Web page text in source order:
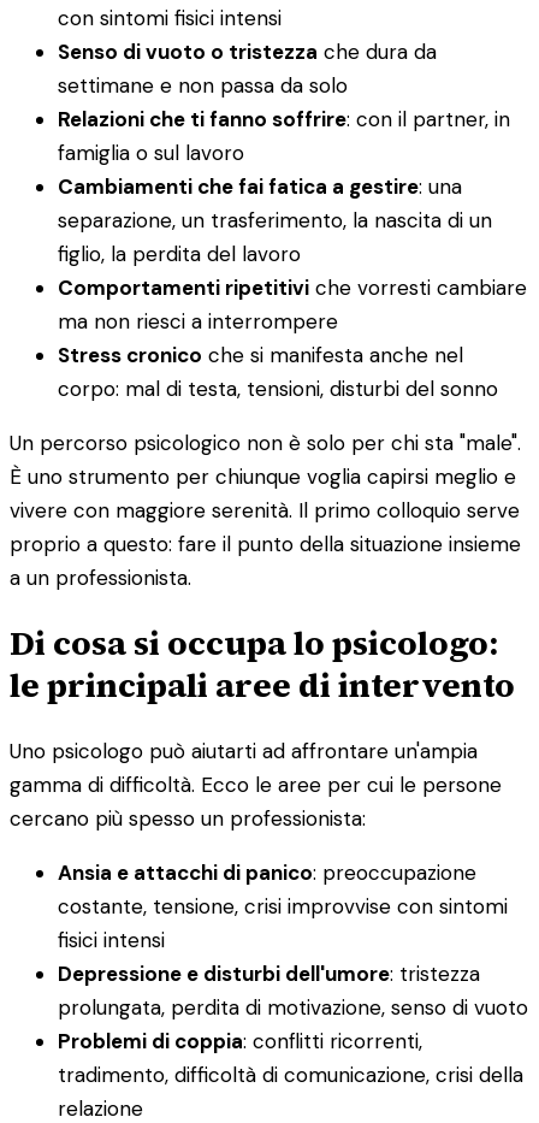
con sintomi fisici intensi
Senso di vuoto o tristezza che dura da
settimane e non passa da solo
Relazioni che ti fanno soffrire: con il partner, in
famiglia o sul lavoro
Cambiamenti che fai fatica a gestire: una
separazione, un trasferimento, la nascita di un
figlio, la perdita del lavoro
Comportamenti ripetitivi che vorresti cambiare
ma non riesci a interrompere
Stress cronico che si manifesta anche nel
corpo: mal di testa, tensioni, disturbi del sonno
Un percorso psicologico non è solo per chi sta "male".
È uno strumento per chiunque voglia capirsi meglio e
vivere con maggiore serenità. Il primo colloquio serve
proprio a questo: fare il punto della situazione insieme
a un professionista.
Di cosa si occupa lo psicologo:
le principali aree di intervento
Uno psicologo può aiutarti ad affrontare un'ampia
gamma di difficoltà. Ecco le aree per cui le persone
cercano più spesso un professionista:
Ansia e attacchi di panico: preoccupazione
costante, tensione, crisi improvvise con sintomi
fisici intensi
Depressione e disturbi dell'umore: tristezza
prolungata, perdita di motivazione, senso di vuoto
Problemi di coppia: conflitti ricorrenti,
tradimento, difficoltà di comunicazione, crisi della
relazione